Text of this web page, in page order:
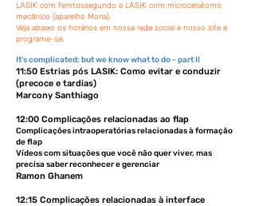
LASIK com femtossegundo e LASIK com microceratomo
mecânico (aparelho Moria).
Veja abaixo os horários em nossa rede social e nosso site e
programe-se:
It's complicated; but we know what to do - part II
11:50 Estrias pós LASIK: Como evitar e conduzir
(precoce e tardias)
Marcony Santhiago
12:00 Complicações relacionadas ao flap
Complicações intraoperatórias relacionadas à formação
de flap
Vídeos com situações que você não quer viver, mas
precisa saber reconhecer e gerenciar
Ramon Ghanem
12:15 Complicações relacionadas à interface